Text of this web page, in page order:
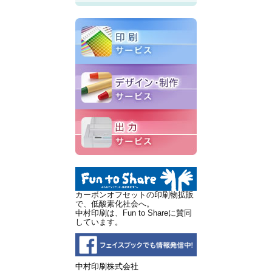
カーボンオフセットの印刷物拡販
で、低酸素化社会へ。
中村印刷は、Fun to Shareに賛同
しています。
中村印刷株式会社